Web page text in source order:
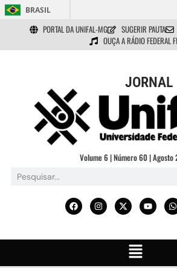
BRASIL
PORTAL DA UNIFAL-MG SUGERIR PAUTA
OUÇA A RÁDIO FEDERAL
JORNAL
Volume 6 | Número 60 | Agosto